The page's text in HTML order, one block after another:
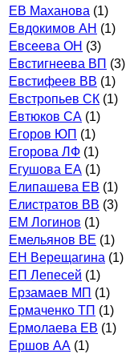
ЕВ Маханова (1)
Евдокимов АН (1)
Евсеева ОН (3)
Евстигнеева ВП (3)
Евстифеев ВВ (1)
Евстропьев СК (1)
Евтюков СА (1)
Егоров ЮП (1)
Егорова ЛФ (1)
Егушова ЕА (1)
Елипашева ЕВ (1)
Елистратов ВВ (3)
ЕМ Логинов (1)
Емельянов ВЕ (1)
ЕН Верещагина (1)
ЕП Лепесей (1)
Ерзамаев МП (1)
Ермаченко ТП (1)
Ермолаева ЕВ (1)
Ершов АА (1)